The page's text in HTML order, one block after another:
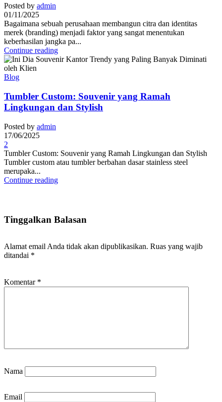
Posted by admin
01/11/2025
Bagaimana sebuah perusahaan membangun citra dan identitas
merek (branding) menjadi faktor yang sangat menentukan
keberhasilan jangka pa...
Continue reading
Blog
Tumbler Custom: Souvenir yang Ramah
Lingkungan dan Stylish
Posted by admin
17/06/2025
2
Tumbler Custom: Souvenir yang Ramah Lingkungan dan Stylish
Tumbler custom atau tumbler berbahan dasar stainless steel
merupaka...
Continue reading
Tinggalkan Balasan
Alamat email Anda tidak akan dipublikasikan. Ruas yang wajib
ditandai *
Komentar *
Nama
Email